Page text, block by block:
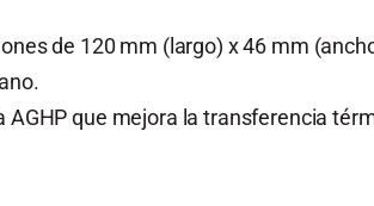
de 120 mm (largo) x 46 mm
que mejora la transferencia